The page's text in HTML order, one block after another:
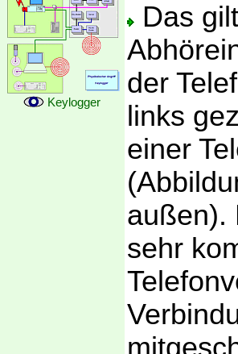
Keylogger
Das
der
links
einer
außen).
sehr